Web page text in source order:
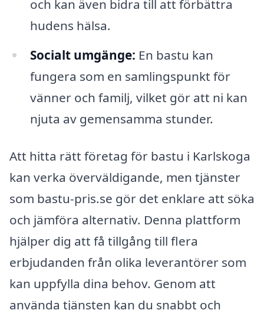
och kan även bidra till att förbättra
hudens hälsa.
Socialt umgänge: En bastu kan
fungera som en samlingspunkt för
vänner och familj, vilket gör att ni kan
njuta av gemensamma stunder.
Att hitta rätt företag för bastu i Karlskoga
kan verka överväldigande, men tjänster
som bastu-pris.se gör det enklare att söka
och jämföra alternativ. Denna plattform
hjälper dig att få tillgång till flera
erbjudanden från olika leverantörer som
kan uppfylla dina behov. Genom att
använda tjänsten kan du snabbt och